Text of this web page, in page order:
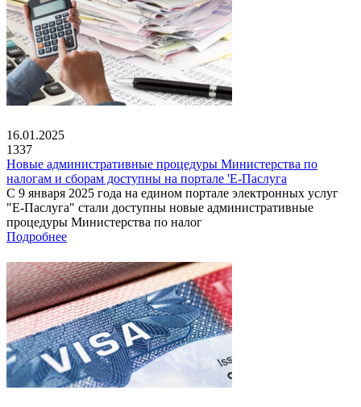
16.01.2025
1337
Новые административные процедуры Министерства по
налогам и сборам доступны на портале 'Е-Паслуга
С 9 января 2025 года на едином портале электронных услуг
"Е-Паслуга" стали доступны новые административные
процедуры Министерства по налог
Подробнее